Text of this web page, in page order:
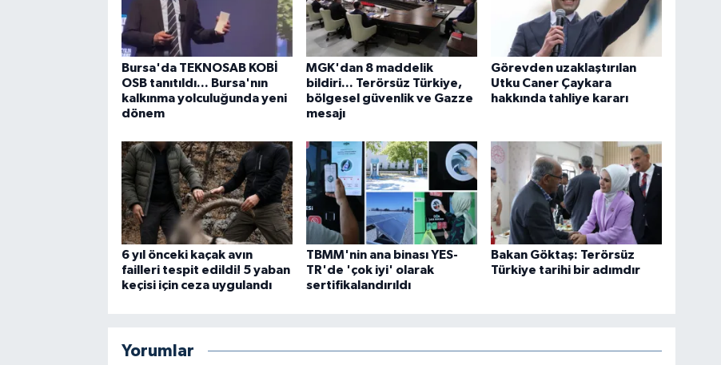
Bursa'da TEKNOSAB KOBİ
OSB tanıtıldı... Bursa'nın
kalkınma yolculuğunda yeni
dönem
MGK'dan 8 maddelik
bildiri... Terörsüz Türkiye,
bölgesel güvenlik ve Gazze
mesajı
Görevden uzaklaştırılan
Utku Caner Çaykara
hakkında tahliye kararı
6 yıl önceki kaçak avın
failleri tespit edildi! 5 yaban
keçisi için ceza uygulandı
TBMM'nin ana binası YES-
TR'de 'çok iyi' olarak
sertifikalandırıldı
Bakan Göktaş: Terörsüz
Türkiye tarihi bir adımdır
Yorumlar